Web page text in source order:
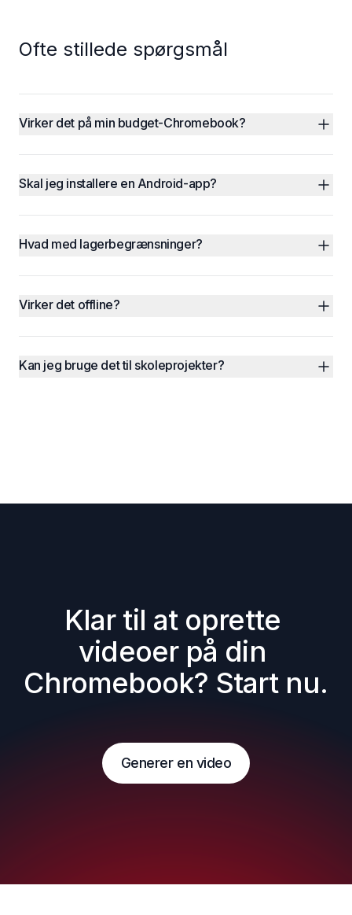
Ofte stillede spørgsmål
Virker det på min budget-Chromebook?
Skal jeg installere en Android-app?
Hvad med lagerbegrænsninger?
Virker det offline?
Kan jeg bruge det til skoleprojekter?
Klar til at oprette
videoer på din
Chromebook? Start nu.
Generer en video